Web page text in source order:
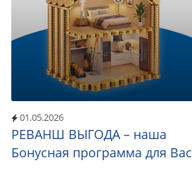
01.05.2026
РЕВАНШ ВЫГОДА – наша
Бонусная программа для Вас